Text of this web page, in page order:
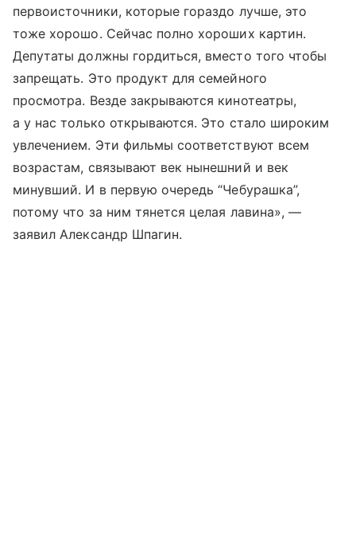
первоисточники, которые гораздо лучше, это
тоже хорошо. Сейчас полно хороших картин.
Депутаты должны гордиться, вместо того чтобы
запрещать. Это продукт для семейного
просмотра. Везде закрываются кинотеатры,
а у нас только открываются. Это стало широким
увлечением. Эти фильмы соответствуют всем
возрастам, связывают век нынешний и век
минувший. И в первую очередь “Чебурашка”,
потому что за ним тянется целая лавина», —
заявил Александр Шпагин.